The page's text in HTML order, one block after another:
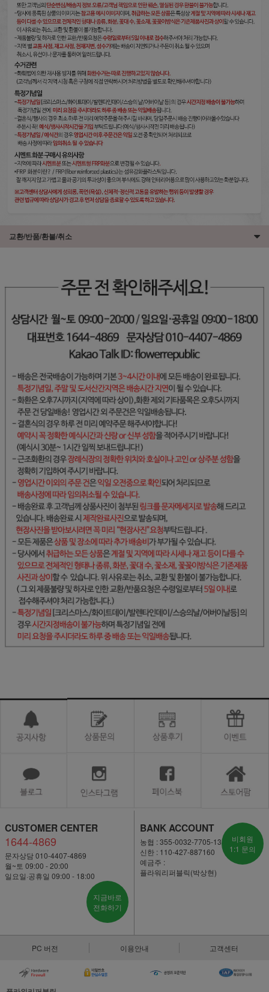
교환/반품/환불/취소
CUSTOMER CENTER
1644-4869
문자상담 010-4407-4869
월~토 09:00 - 20:00
일요일·공휴일 09:00 - 18:00
지금바로
전화하기
BANK ACCOUNT
농협 : 355-0032-7705-13
신한 : 110-427-887160
예금주 :
플라워리퍼블릭(박상현)
비회원
1:1 문의
PC 버전 이용안내 고객센터